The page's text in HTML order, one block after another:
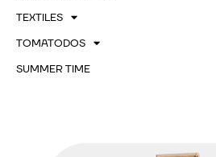
TEXTILES
TOMATODOS
SUMMER TIME